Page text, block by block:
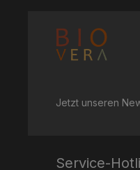
Jetzt unseren
Service-